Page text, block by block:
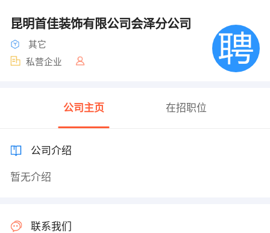
昆明首佳装饰有限公司会泽分公司
其它
私营企业
公司主页 在招职位
公司介绍
暂无介绍
联系我们